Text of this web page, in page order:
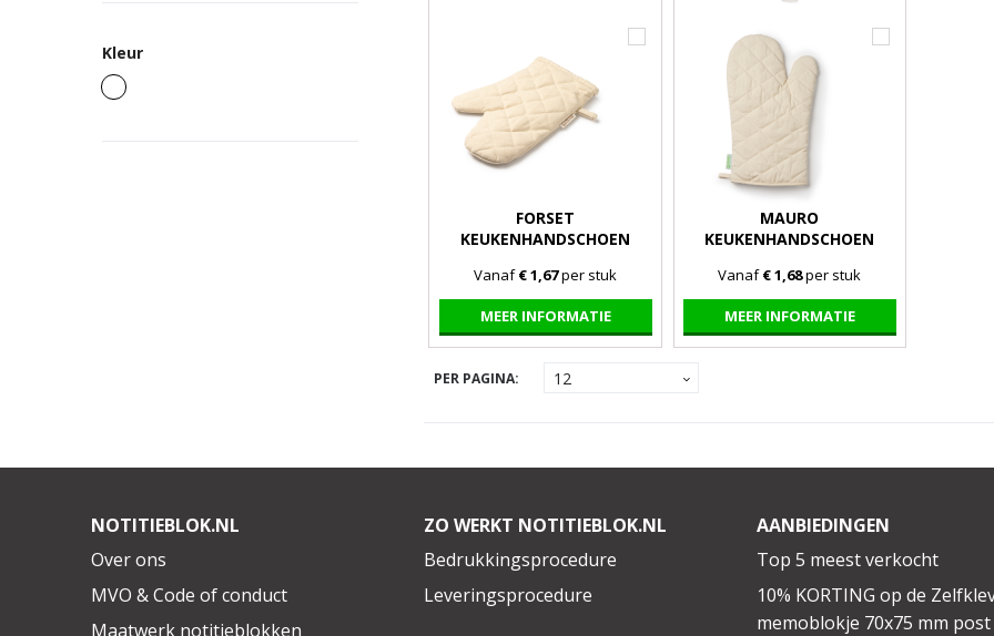
Kleur
FORSET
KEUKENHANDSCHOEN
Vanaf€ 1,67per stuk
MEER INFORMATIE
MAURO
KEUKENHANDSCHOEN
Vanaf€ 1,68per stuk
MEER INFORMATIE
PER PAGINA:
NOTITIEBLOK.NL
Over ons
MVO & Code of conduct
Maatwerk notitieblokken
ZO WERKT NOTITIEBLOK.NL
Bedrukkingsprocedure
Leveringsprocedure
AANBIEDINGEN
Top 5 meest verkocht
10% KORTING op de
memoblokje 70x75 mm